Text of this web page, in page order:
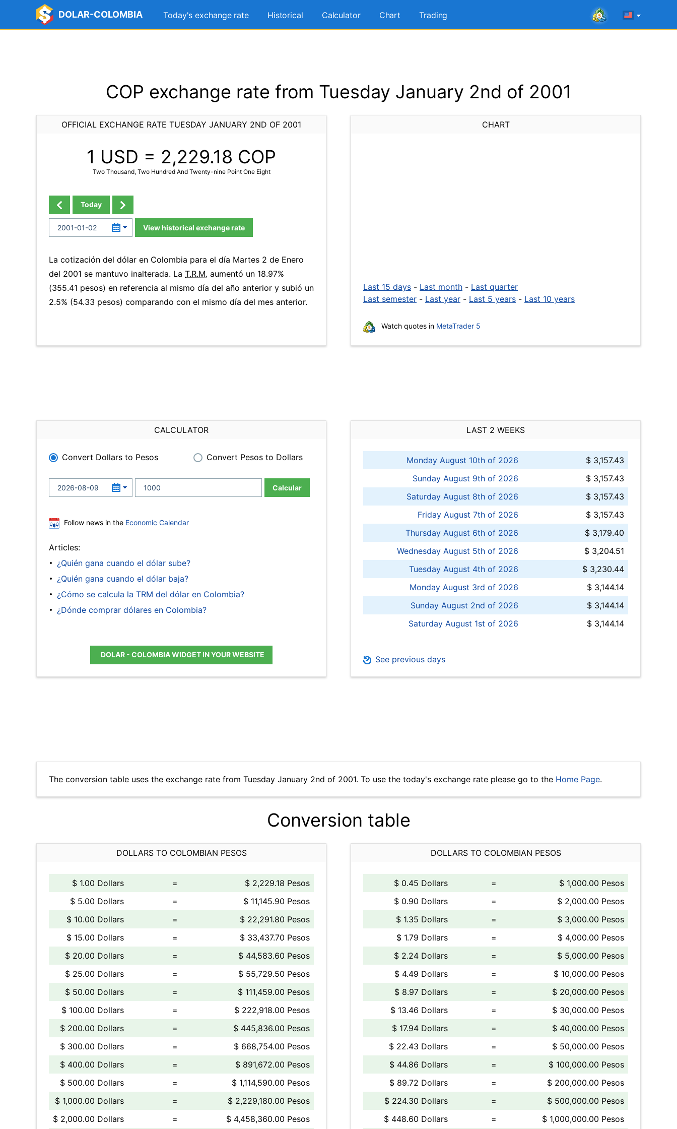
DOLAR-COLOMBIA Today's exchange rate Historical Calculator Chart Trading
COP exchange rate from Tuesday January 2nd of 2001
OFFICIAL EXCHANGE RATE TUESDAY JANUARY 2ND OF 2001
1 USD = 2,229.18 COP
Two Thousand, Two Hundred And Twenty-nine Point One Eight
Today
View historical exchange rate
La cotización del dólar en Colombia para el día Martes 2 de Enero
del 2001 se mantuvo inalterada. La T.R.M. aumentó un 18.97%
(355.41 pesos) en referencia al mismo día del año anterior y subió un
2.5% (54.33 pesos) comparando con el mismo día del mes anterior.
CHART
Last 15 days - Last month - Last quarter
Last semester - Last year - Last 5 years - Last 10 years
Watch quotes in MetaTrader 5
CALCULATOR
Convert Dollars to Pesos Convert Pesos to Dollars
Calcular
Follow news in the Economic Calendar
Articles:
¿Quién gana cuando el dólar sube?
¿Quién gana cuando el dólar baja?
¿Cómo se calcula la TRM del dólar en Colombia?
¿Dónde comprar dólares en Colombia?
DOLAR - COLOMBIA WIDGET IN YOUR WEBSITE
LAST 2 WEEKS
Monday August 10th of 2026
$ 3,157.43
Sunday August 9th of 2026
$ 3,157.43
Saturday August 8th of 2026
$ 3,157.43
Friday August 7th of 2026
$ 3,157.43
Thursday August 6th of 2026
$ 3,179.40
Wednesday August 5th of 2026
$ 3,204.51
Tuesday August 4th of 2026
$ 3,230.44
Monday August 3rd of 2026
$ 3,144.14
Sunday August 2nd of 2026
$ 3,144.14
Saturday August 1st of 2026
$ 3,144.14
See previous days
The conversion table uses the exchange rate from Tuesday January 2nd of 2001. To use the today's exchange rate please go to the Home Page.
Conversion table
DOLLARS TO COLOMBIAN PESOS
$ 1.00 Dollars =
$ 2,229.18 Pesos
$ 5.00 Dollars
=
$ 11,145.90 Pesos
$ 10.00 Dollars
=
$ 22,291.80 Pesos
$ 15.00 Dollars
=
$ 33,437.70 Pesos
$ 20.00 Dollars
=
$ 44,583.60 Pesos
$ 25.00 Dollars
=
$ 55,729.50 Pesos
$ 50.00 Dollars
=
$ 111,459.00 Pesos
$ 100.00 Dollars
=
$ 222,918.00 Pesos
$ 200.00 Dollars
=
$ 445,836.00 Pesos
$ 300.00 Dollars
=
$ 668,754.00 Pesos
$ 400.00 Dollars
=
$ 891,672.00 Pesos
$ 500.00 Dollars
=
$ 1,114,590.00 Pesos
$ 1,000.00 Dollars
=
$ 2,229,180.00 Pesos
$ 2,000.00 Dollars
= $ 4,458,360.00 Pesos
DOLLARS TO COLOMBIAN PESOS
$ 0.45 Dollars =
$ 1,000.00 Pesos
$ 0.90 Dollars
=
$ 2,000.00 Pesos
$ 1.35 Dollars
=
$ 3,000.00 Pesos
$ 1.79 Dollars
=
$ 4,000.00 Pesos
$ 2.24 Dollars
=
$ 5,000.00 Pesos
$ 4.49 Dollars
=
$ 10,000.00 Pesos
$ 8.97 Dollars
=
$ 20,000.00 Pesos
$ 13.46 Dollars
=
$ 30,000.00 Pesos
$ 17.94 Dollars
=
$ 40,000.00 Pesos
$ 22.43 Dollars
=
$ 50,000.00 Pesos
$ 44.86 Dollars
=
$ 100,000.00 Pesos
$ 89.72 Dollars
=
$ 200,000.00 Pesos
$ 224.30 Dollars
=
$ 500,000.00 Pesos
$ 448.60 Dollars
= $ 1,000,000.00 Pesos